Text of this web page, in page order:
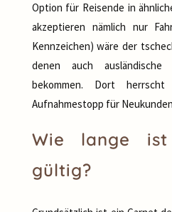
Option für Reisende in
akzeptieren nämlich nur
Kennzeichen) wäre der
denen auch
bekommen. Dort
Aufnahmestopp für
Wie lange
gültig?